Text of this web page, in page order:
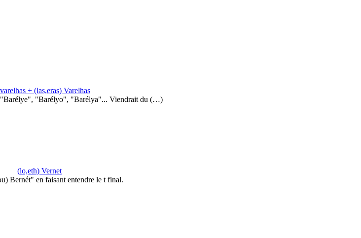
+ (las,eras) Varelhas
"Barélye", "Barélyo", "Barélya"... Viendrait du (…)
(lo,eth) Vernet
Bernét" en faisant entendre le t final.